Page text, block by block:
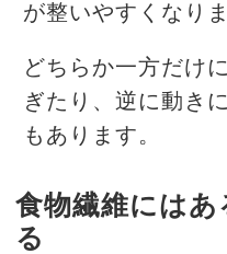
が整いやすくなりま
どちらか一方だけ
ぎたり、逆に動き
もあります。
食物繊維には
る